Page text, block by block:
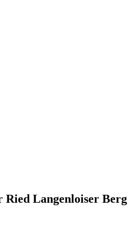
Langenloiser Berg